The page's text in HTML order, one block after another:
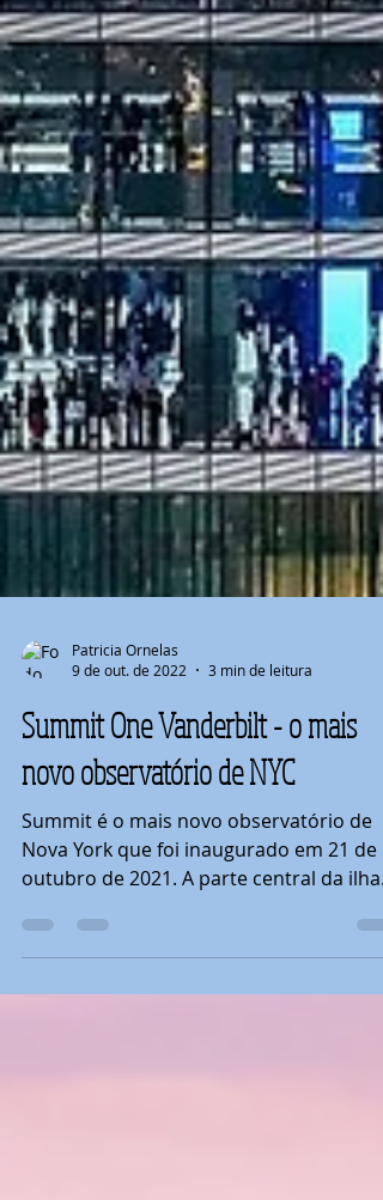
9 de out. de 2022
3 min de leitura
Summit One Vanderbilt - o mais
novo observatório de NYC
Summit é o mais novo observatório de
outubro de 2021. A parte central da ilha
de Manhattam sofreu...